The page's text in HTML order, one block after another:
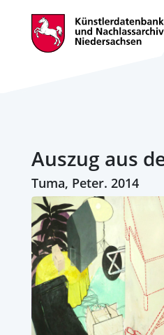
Auszug aus
Tuma, Peter. 2014